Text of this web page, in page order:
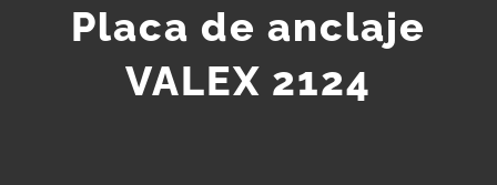
Placa de anclaje
VALEX 2124